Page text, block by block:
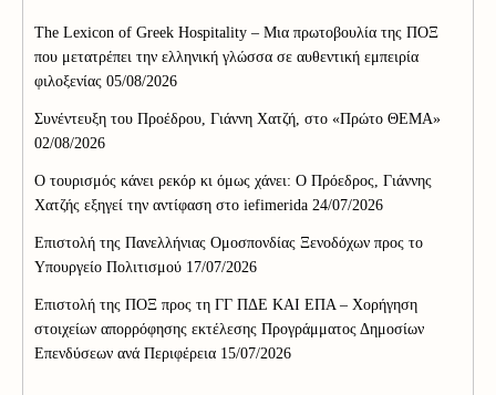
The Lexicon of Greek Hospitality – Μια πρωτοβουλία της ΠΟΞ
που μετατρέπει την ελληνική γλώσσα σε αυθεντική εμπειρία
φιλοξενίας 05/08/2026
Συνέντευξη του Προέδρου, Γιάννη Χατζή, στο «Πρώτο ΘΕΜΑ»
02/08/2026
Ο τουρισμός κάνει ρεκόρ κι όμως χάνει: Ο Πρόεδρος, Γιάννης
Χατζής εξηγεί την αντίφαση στο iefimerida 24/07/2026
Επιστολή της Πανελλήνιας Ομοσπονδίας Ξενοδόχων προς το
Υπουργείο Πολιτισμού 17/07/2026
Επιστολή της ΠΟΞ προς τη ΓΓ ΠΔΕ ΚΑΙ ΕΠΑ – Χορήγηση
στοιχείων απορρόφησης εκτέλεσης Προγράμματος Δημοσίων
Επενδύσεων ανά Περιφέρεια 15/07/2026